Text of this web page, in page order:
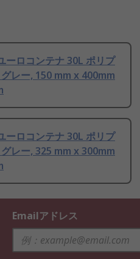
ーロコンテナ 30L ポリプ
レー, 150 mm x 400mm
ーロコンテナ 30L ポリプ
レー, 325 mm x 300mm
Emailアドレス